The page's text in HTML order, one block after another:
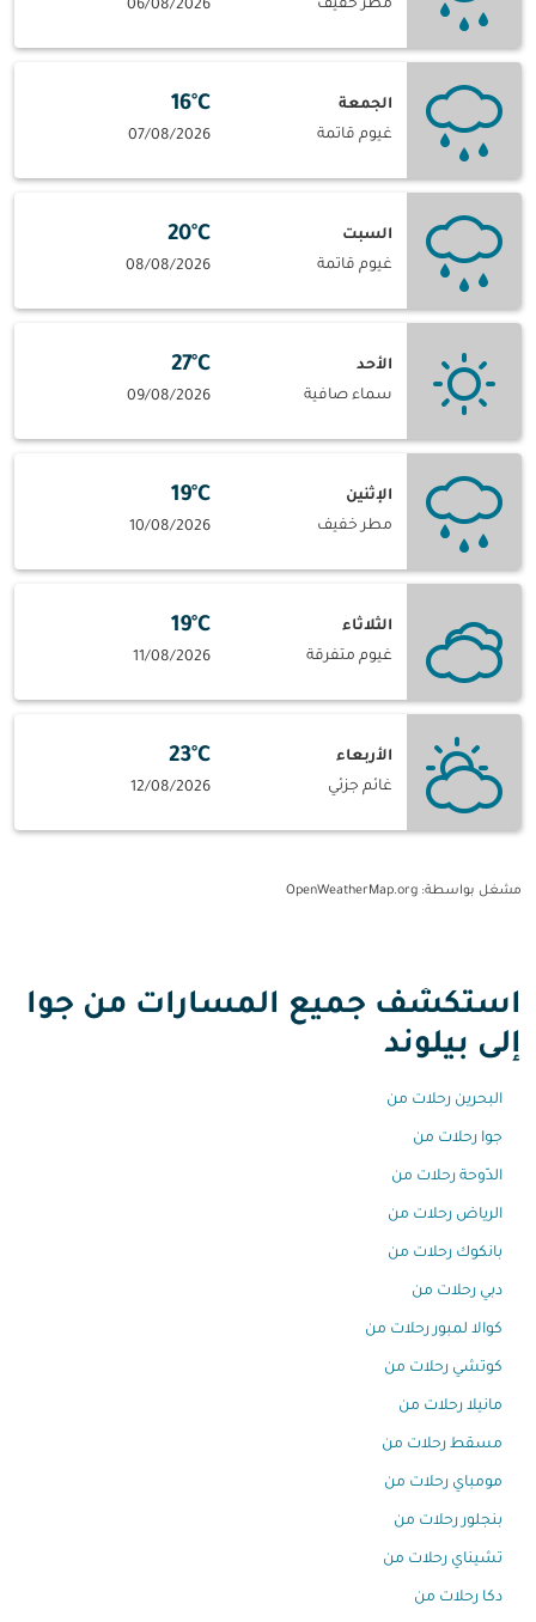
مطر خفيف 06/08/2026
الجمعة
غيوم قاتمة
16°C
07/08/2026
السبت
غيوم قاتمة
20°C
08/08/2026
الأحد
سماء صافية
27°C
09/08/2026
الإثنين
مطر خفيف
19°C
10/08/2026
الثلاثاء
غيوم متفرقة
19°C
11/08/2026
الأربعاء
غائم جزئي
23°C
12/08/2026
مشغل بواسطة: OpenWeatherMap.org
استكشف جميع المسارات من جوا
إلى بيلوند
البحرين رحلات من
جوا رحلات من
الدّوحة رحلات من
الرياض رحلات من
بانكوك رحلات من
دبي رحلات من
كوالا لمبور رحلات من
كوتشي رحلات من
مانيلا رحلات من
مسقط رحلات من
مومباي رحلات من
بنجلور رحلات من
تشيناي رحلات من
دكا رحلات من